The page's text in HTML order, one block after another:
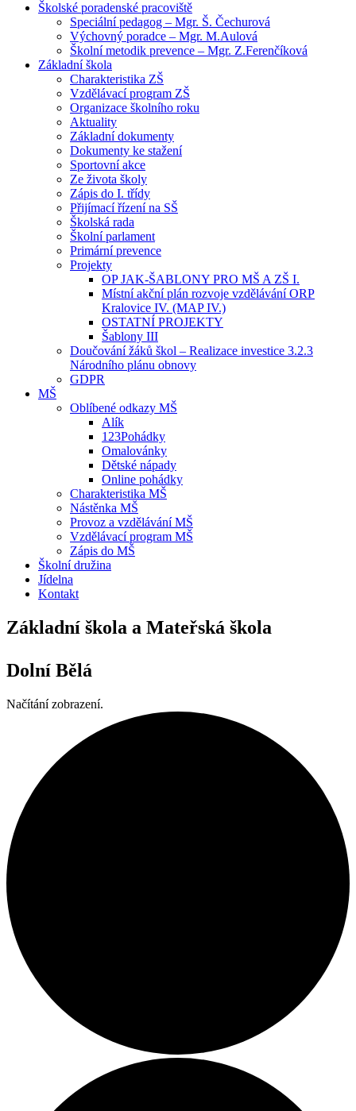
Školské poradenské pracoviště
Speciální pedagog – Mgr. Š. Čechurová
Výchovný poradce – Mgr. M.Aulová
Školní metodik prevence – Mgr. Z.Ferenčíková
Základní škola
Charakteristika ZŠ
Vzdělávací program ZŠ
Organizace školního roku
Aktuality
Základní dokumenty
Dokumenty ke stažení
Sportovní akce
Ze života školy
Zápis do I. třídy
Přijímací řízení na SŠ
Školská rada
Školní parlament
Primární prevence
Projekty
OP JAK-ŠABLONY PRO MŠ A ZŠ I.
Místní akční plán rozvoje vzdělávání ORP
Kralovice IV. (MAP IV.)
OSTATNÍ PROJEKTY
Šablony III
Doučování žáků škol – Realizace investice 3.2.3
Národního plánu obnovy
GDPR
MŠ
Oblíbené odkazy MŠ
Alík
123Pohádky
Omalovánky
Dětské nápady
Online pohádky
Charakteristika MŠ
Nástěnka MŠ
Provoz a vzdělávání MŠ
Vzdělávací program MŠ
Zápis do MŠ
Školní družina
Jídelna
Kontakt
Základní škola a Mateřská škola
Dolní Bělá
Načítání zobrazení.